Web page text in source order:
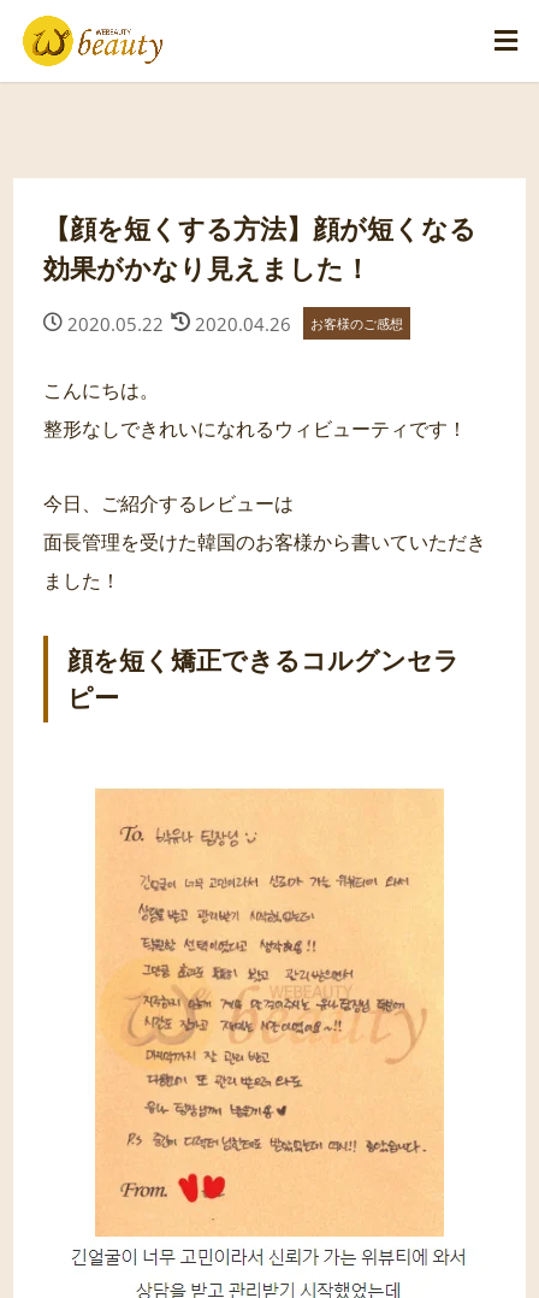
【顔を短くする方法】顔が短くなる
効果がかなり見えました！
2020.05.22 2020.04.26 お客様のご感想
こんにちは。
整形なしできれいになれるウィビューティです！
今日、ご紹介するレビューは
面長管理を受けた韓国のお客様から書いていただき
ました！
顔を短く矯正できるコルグンセラ
ピー